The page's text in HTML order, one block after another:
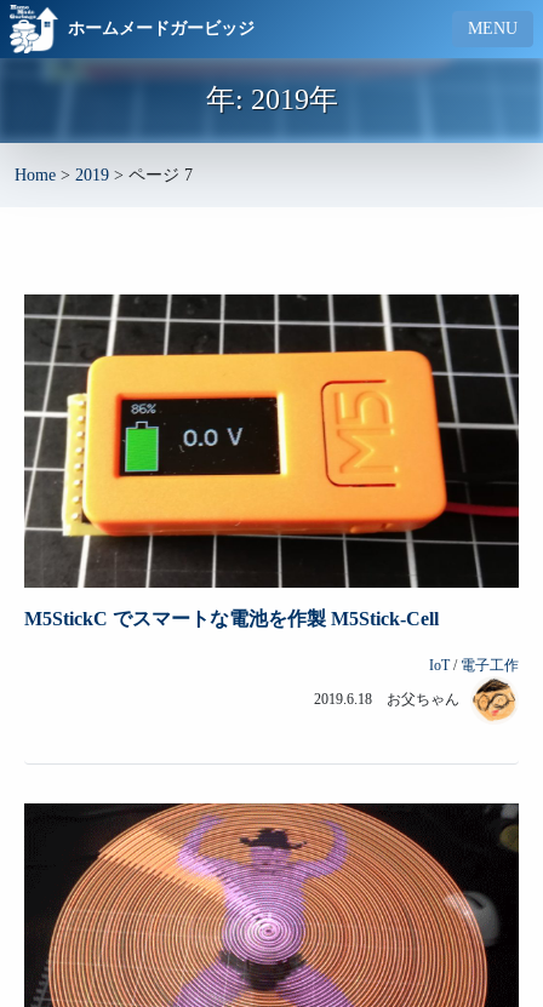
ホームメードガービッジ MENU
年: 2019年
Home > 2019 > ページ 7
M5StickC でスマートな電池を作製 M5Stick-Cell
IoT/ 電子工作
2019.6.18 お父ちゃん